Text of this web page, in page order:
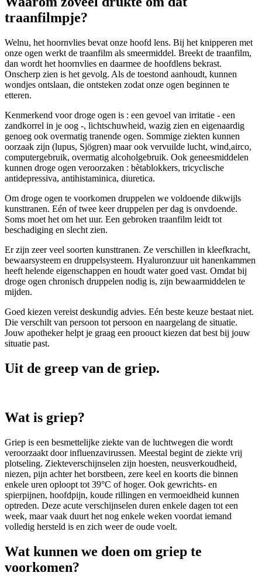
traanfilmpje?
Welnu, het hoornvlies bevat onze hoofd lens. Bij het knipperen met
onze ogen werkt de traanfilm als smeermiddel. Breekt de traanfilm,
dan wordt het hoornvlies en daarmee de hoofdlens bekrast.
Onscherp zien is het gevolg. Als de toestond aanhoudt, kunnen
wondjes ontslaan, die ontsteken zodat onze ogen beginnen te
etteren.
Kenmerkend voor droge ogen is : een gevoel van irritatie - een
zandkorrel in je oog -, lichtschuwheid, wazig zien en eigenaardig
genoeg ook overmatig tranende ogen. Sommige ziekten kunnen
oorzaak zijn (lupus, Sjögren) maar ook vervuilde lucht, wind,airco,
computergebruik, overmatig alcoholgebruik. Ook geneesmiddelen
kunnen droge ogen veroorzaken : bètablokkers, tricyclische
antidepressiva, antihistaminica, diuretica.
Om droge ogen te voorkomen druppelen we voldoende dikwijls
kunsttranen. Eén of twee keer druppelen per dag is onvdoende.
Soms moet het om het uur. Een gebroken traanfilm leidt tot
beschadiging en slecht zien.
Er zijn zeer veel soorten kunsttranen. Ze verschillen in kleefkracht,
bewaarsysteem en druppelsysteem. Hyaluronzuur uit hanenkammen
heeft helende eigenschappen en houdt water goed vast. Omdat bij
droge ogen chronisch druppelen nodig is, zijn bewaarmiddelen te
mijden.
Goed kiezen vereist deskundig advies. Eén beste keuze bestaat niet.
Die verschilt van persoon tot persoon en naargelang de situatie.
Jouw apotheker helpt je graag een proouct kiezen dat best bij jouw
situatie past.
Uit de greep van de griep.
Wat is griep?
Griep is een besmettelijke ziekte van de luchtwegen die wordt
veroorzaakt door influenzavirussen. Meestal begint de ziekte vrij
plotseling. Ziekteverschijnselen zijn hoesten, neusverkoudheid,
niezen, pijn achter het borstbeen, zere keel en koorts die binnen
enkele uren oploopt tot 39°C of hoger. Ook gewrichts- en
spierpijnen, hoofdpijn, koude rillingen en vermoeidheid kunnen
optreden. Deze acute verschijnselen duren enkele dagen tot een
week, maar vaak duurt het nog enkele weken voordat iemand
volledig hersteld is en zich weer de oude voelt.
Wat kunnen we doen om griep te
voorkomen?